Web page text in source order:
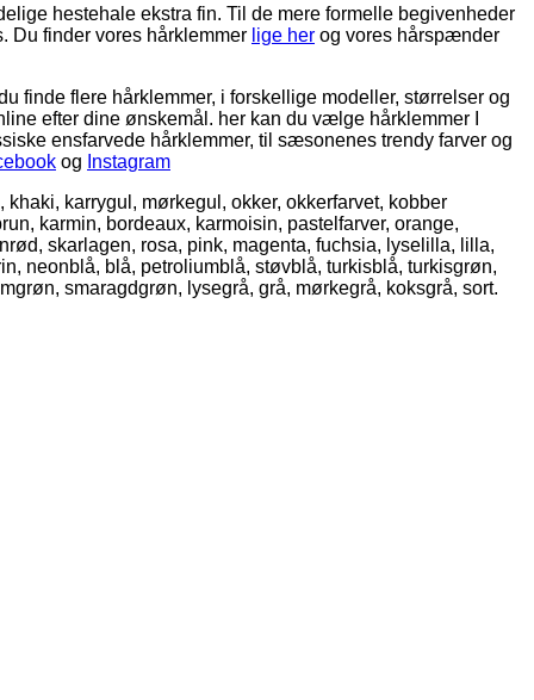
hestehale ekstra fin. Til de mere formelle begivenheder
Du finder vores hårklemmer lige her og vores hårspænder
finde flere hårklemmer, i forskellige modeller, størrelser og
efter dine ønskemål. her kan du vælge hårklemmer I
ensfarvede hårklemmer, til sæsonenes trendy farver og
og Instagram
karrygul, mørkegul, okker, okkerfarvet, kobber
karmin, bordeaux, karmoisin, pastelfarver, orange,
skarlagen, rosa, pink, magenta, fuchsia, lyselilla, lilla,
neonblå, blå, petroliumblå, støvblå, turkisblå, turkisgrøn,
smaragdgrøn, lysegrå, grå, mørkegrå, koksgrå, sort.